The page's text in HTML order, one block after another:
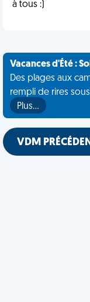
à tous :)
Vacances d'Été :
Des plages aux
rempli de rires
Plus…
VDM